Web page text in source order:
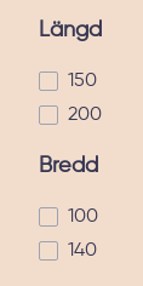
Längd
150
200
Bredd
100
140